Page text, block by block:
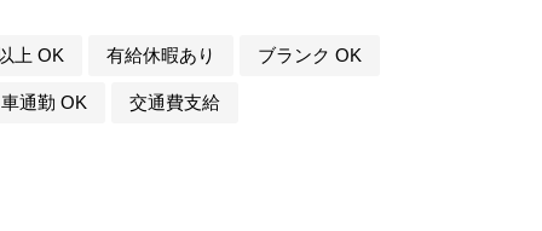
上 OK 有給休暇あり ブランク OK
車通勤 OK 交通費支給